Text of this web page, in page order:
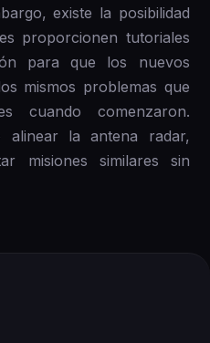
existe la posibilidad
proporcionen tutoriales
para que los nuevos
mismos problemas que
cuando comenzaron.
alinear la antena radar,
misiones similares sin